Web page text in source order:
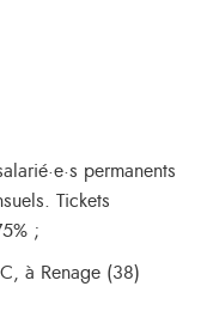
permanents
Tickets
;
à Renage (38)